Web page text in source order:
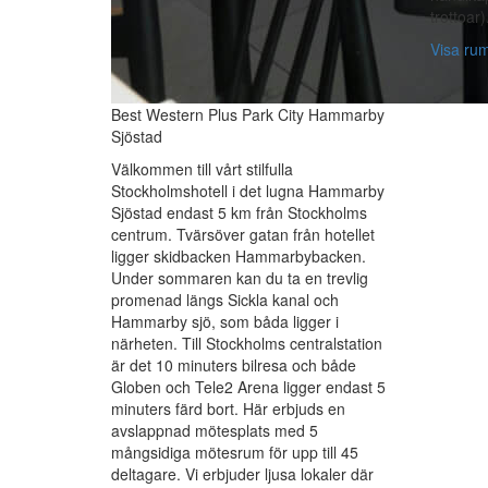
Best Western Plus Park City Hammarby
Sjöstad
Välkommen till vårt stilfulla
Stockholmshotell i det lugna Hammarby
Sjöstad endast 5 km från Stockholms
centrum. Tvärsöver gatan från hotellet
ligger skidbacken Hammarbybacken.
Under sommaren kan du ta en trevlig
promenad längs Sickla kanal och
Hammarby sjö, som båda ligger i
närheten. Till Stockholms centralstation
är det 10 minuters bilresa och både
Globen och Tele2 Arena ligger endast 5
minuters färd bort. Här erbjuds en
avslappnad mötesplats med 5
mångsidiga mötesrum för upp till 45
deltagare. Vi erbjuder ljusa lokaler där
Visa